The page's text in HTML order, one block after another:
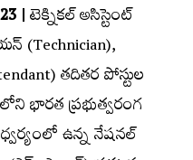
|టెక్నికల్‌ అసిస్టెంట్
(Technician),
తదితర పోస్టుల
భారత ప్రభుత్వరంగ
ఉన్న నేషనల్‌